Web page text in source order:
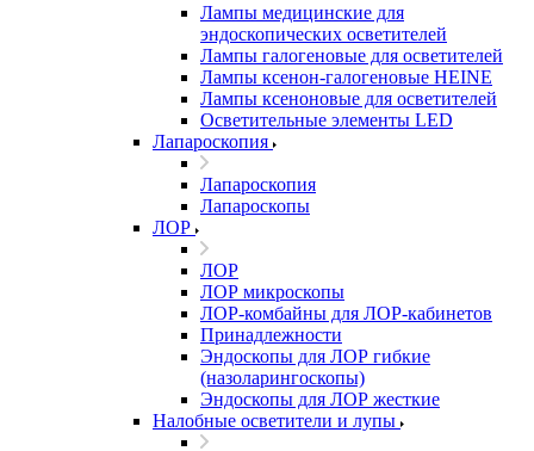
Лампы медицинские для
эндоскопических осветителей
Лампы галогеновые для осветителей
Лампы ксенон-галогеновые HEINE
Лампы ксеноновые для осветителей
Осветительные элементы LED
Лапароскопия
Лапароскопия
Лапароскопы
ЛОР
ЛОР
ЛОР микроскопы
ЛОР-комбайны для ЛОР-кабинетов
Принадлежности
Эндоскопы для ЛОР гибкие
(назоларингоскопы)
Эндоскопы для ЛОР жесткие
Налобные осветители и лупы